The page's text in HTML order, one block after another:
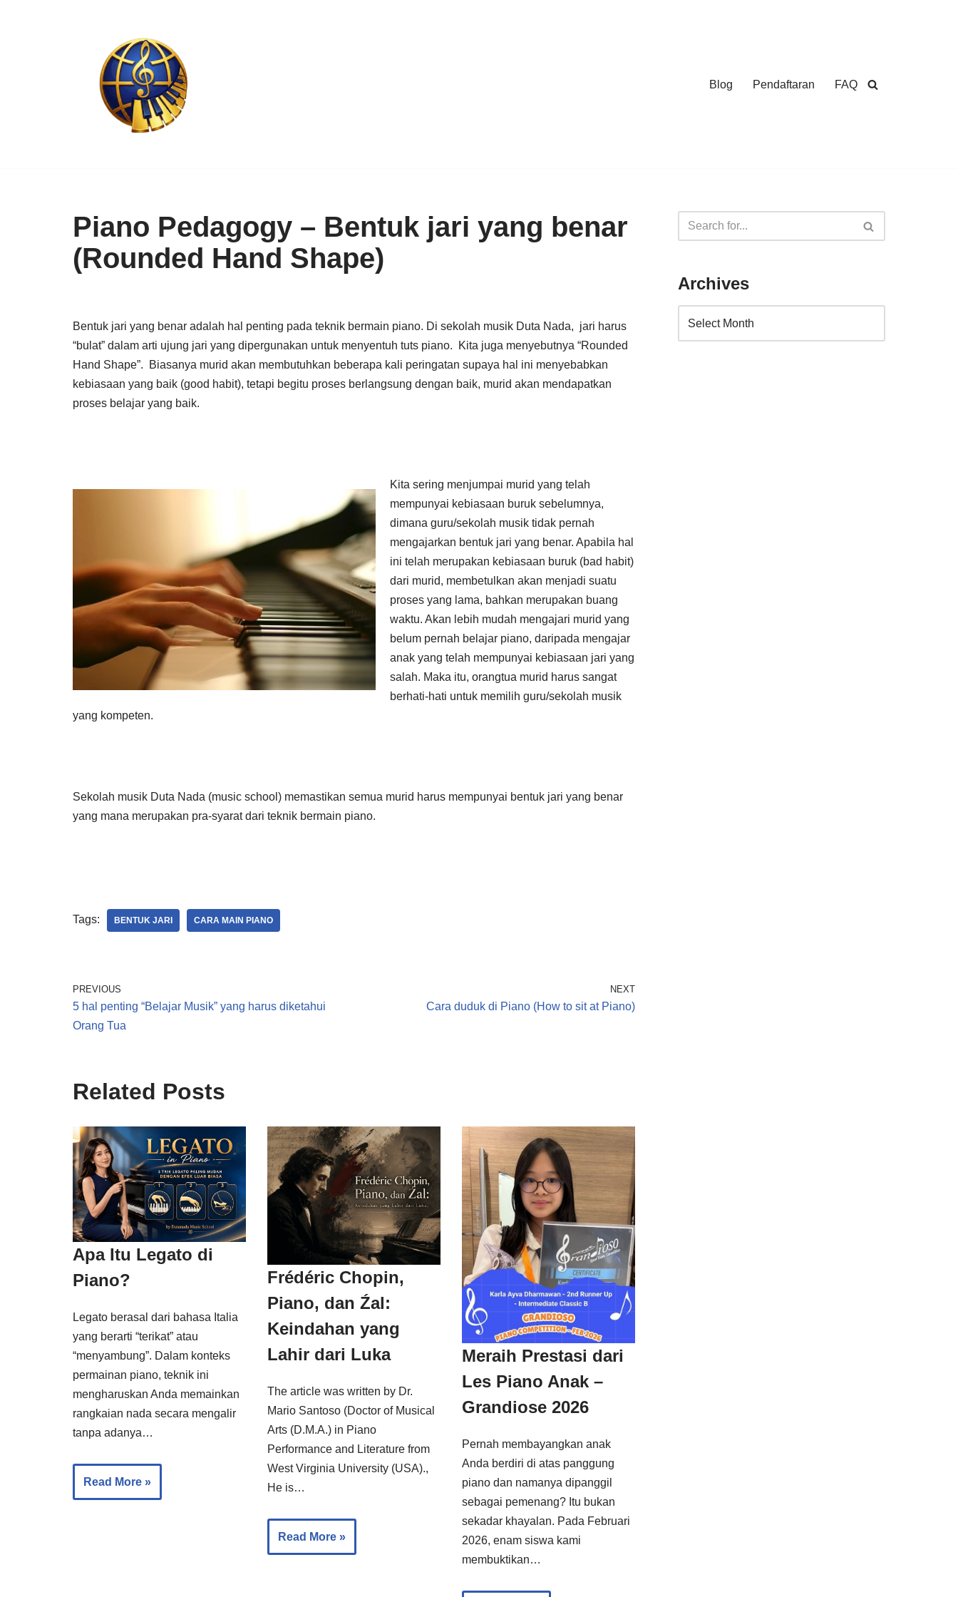
Blog Pendaftaran FAQ
Piano Pedagogy – Bentuk jari yang benar
(Rounded Hand Shape)
Bentuk jari yang benar adalah hal penting pada teknik bermain piano. Di sekolah musik Duta Nada, jari harus
“bulat” dalam arti ujung jari yang dipergunakan untuk menyentuh tuts piano. Kita juga menyebutnya “Rounded
Hand Shape”. Biasanya murid akan membutuhkan beberapa kali peringatan supaya hal ini menyebabkan
kebiasaan yang baik (good habit), tetapi begitu proses berlangsung dengan baik, murid akan mendapatkan
proses belajar yang baik.
Kita sering menjumpai murid yang telah
mempunyai kebiasaan buruk sebelumnya,
dimana guru/sekolah musik tidak pernah
mengajarkan bentuk jari yang benar. Apabila hal
ini telah merupakan kebiasaan buruk (bad habit)
dari murid, membetulkan akan menjadi suatu
proses yang lama, bahkan merupakan buang
waktu. Akan lebih mudah mengajari murid yang
belum pernah belajar piano, daripada mengajar
anak yang telah mempunyai kebiasaan jari yang
salah. Maka itu, orangtua murid harus sangat
berhati-hati untuk memilih guru/sekolah musik
yang kompeten.
Sekolah musik Duta Nada (music school) memastikan semua murid harus mempunyai bentuk jari yang benar
yang mana merupakan pra-syarat dari teknik bermain piano.
Tags: BENTUK JARI CARA MAIN PIANO
PREVIOUS
5 hal penting “Belajar Musik” yang harus diketahui
Orang Tua
NEXT
Cara duduk di Piano (How to sit at Piano)
Related Posts
Apa Itu Legato di
Piano?
Legato berasal dari bahasa Italia
yang berarti “terikat” atau
“menyambung”. Dalam konteks
permainan piano, teknik ini
mengharuskan Anda memainkan
rangkaian nada secara mengalir
tanpa adanya…
Read More »
Frédéric Chopin,
Piano, dan Źal:
Keindahan yang
Lahir dari Luka
The article was written by Dr.
Mario Santoso (Doctor of Musical
Arts (D.M.A.) in Piano
Performance and Literature from
West Virginia University (USA).,
He is…
Read More »
Meraih Prestasi dari
Les Piano Anak –
Grandiose 2026
Pernah membayangkan anak
Anda berdiri di atas panggung
piano dan namanya dipanggil
sebagai pemenang? Itu bukan
sekadar khayalan. Pada Februari
2026, enam siswa kami
membuktikan…
Archives